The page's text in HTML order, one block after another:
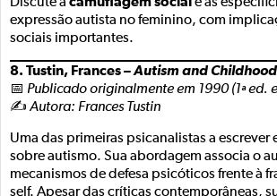
expressão autista no feminino, com
sociais importantes.
8. Tustin, Frances –Autism and Childhood
📅 Publicado originalmente em 1990 (1ª ed.
✍️ Autora: Frances Tustin
Uma das primeiras psicanalistas a escrever
sobre autismo. Sua abordagem associa o
mecanismos de defesa psicóticos frente à
self. Apesar das críticas contemporâneas,